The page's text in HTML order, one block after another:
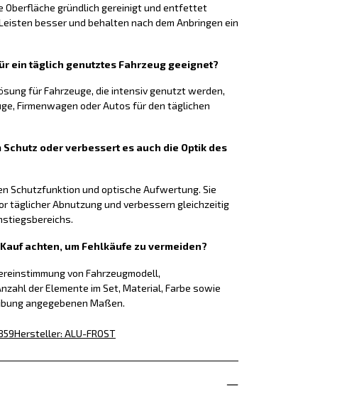
Oberfläche gründlich gereinigt und entfettet
besser und behalten nach dem Anbringen ein
ein täglich genutztes Fahrzeug geeignet?
für Fahrzeuge, die intensiv genutzt werden,
Firmenwagen oder Autos für den täglichen
Schutz oder verbessert es auch die Optik des
Schutzfunktion und optische Aufwertung. Sie
täglicher Abnutzung und verbessern gleichzeitig
achten, um Fehlkäufe zu vermeiden?
von Fahrzeugmodell,
der Elemente im Set, Material, Farbe sowie
angegebenen Maßen.
Hersteller: ALU-FROST